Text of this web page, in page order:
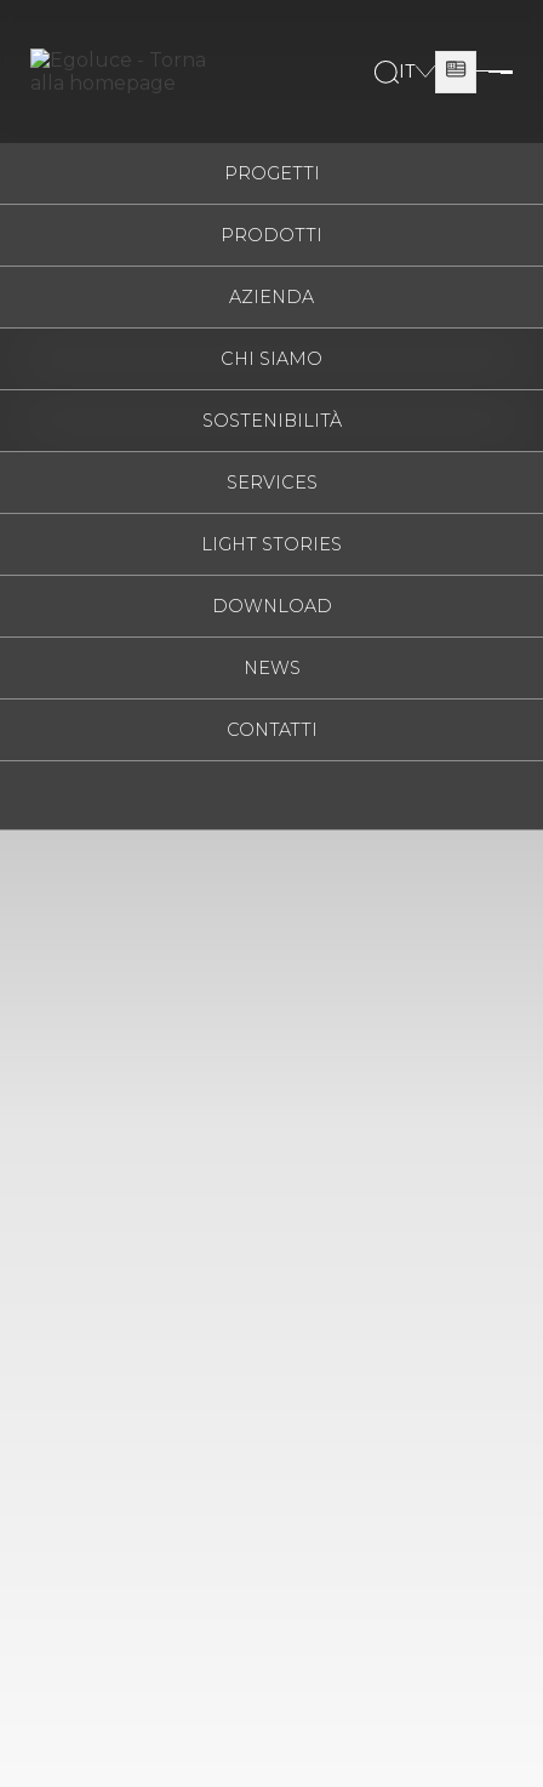
PROGETTI
PRODOTTI
AZIENDA
CHI SIAMO
SOSTENIBILITÀ
SERVICES
LIGHT STORIES
DOWNLOAD
NEWS
CONTATTI
IT
FRANÇAIS